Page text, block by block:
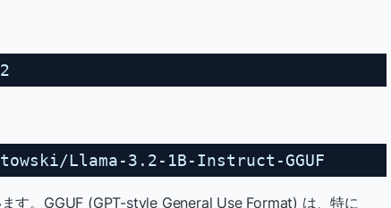
Llama-3.2-1B-Instruct-GGUF
す。GGUF (GPT-style General Use Format) は、特に